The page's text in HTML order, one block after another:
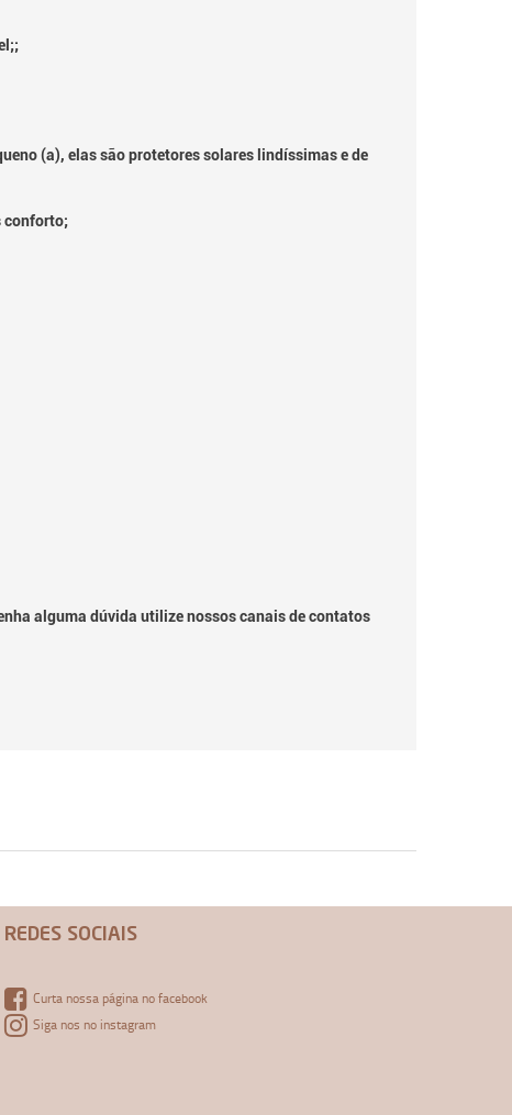
(a), elas são protetores solares lindíssimas e de
conforto;
alguma dúvida utilize nossos canais de contatos
REDES SOCIAIS
Curta nossa página no facebook
Siga nos no instagram